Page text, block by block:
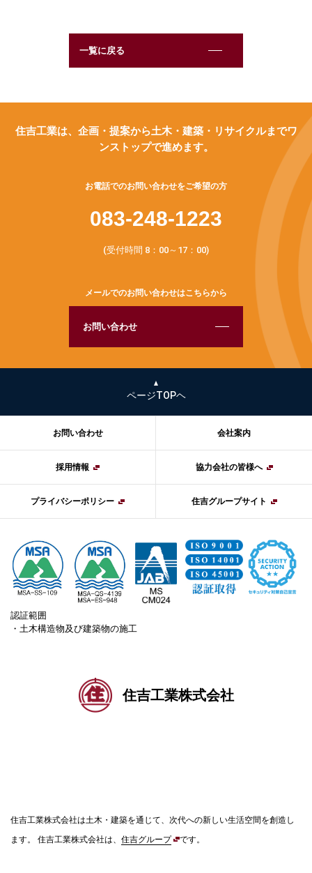
一覧に戻る
住吉工業は、企画・提案から土木・建築・リサイクルまでワ
ンストップで進めます。
お電話でのお問い合わせをご希望の方
083-248-1223
(受付時間 8：00～17：00)
メールでのお問い合わせはこちらから
お問い合わせ
ページTOPヘ
お問い合わせ 会社案内
採用情報 協力会社の皆様へ
プライバシーポリシー 住吉グループサイト
認証範囲
・土木構造物及び建築物の施工
住吉工業株式会社
住吉工業株式会社は土木・建築を通じて、次代への新しい生活空間を創造し
ます。
住吉工業株式会社は、 住吉グループです。